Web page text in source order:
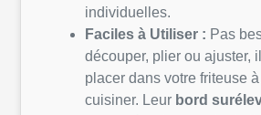
individuelles.
Faciles à Utiliser : Pas
découper, plier ou ajuster,
placer dans votre friteuse
cuisiner. Leur bord